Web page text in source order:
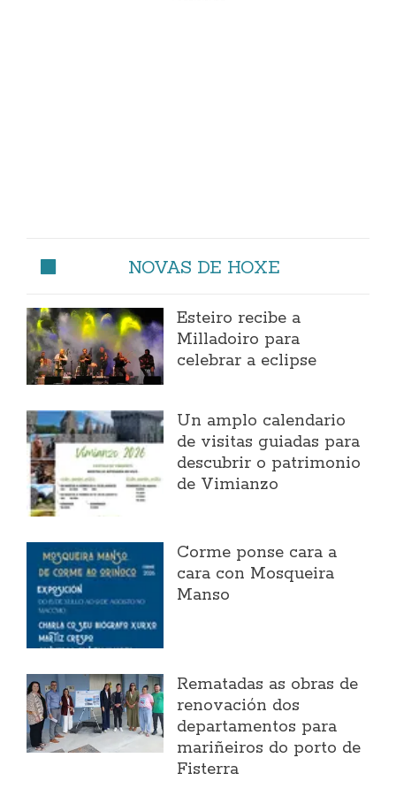
NOVAS DE HOXE
Esteiro recibe a
Milladoiro para
celebrar a eclipse
Un amplo calendario
de visitas guiadas para
descubrir o patrimonio
de Vimianzo
Corme ponse cara a
cara con Mosqueira
Manso
Rematadas as obras de
renovación dos
departamentos para
mariñeiros do porto de
Fisterra